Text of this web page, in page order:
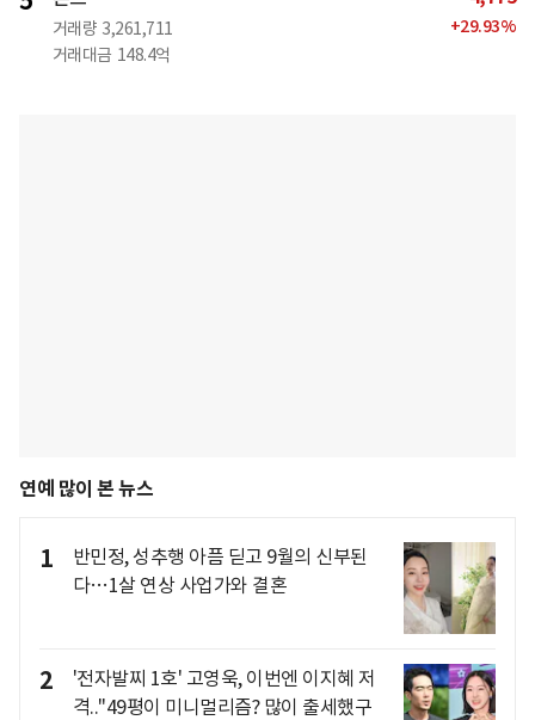
거래량 3,261,711
거래대금 148.4억
+29.93%
연예 많이 본 뉴스
1
반민정, 성추행 아픔 딛고 9월의 신부된
다…1살 연상 사업가와 결혼
2
'전자발찌 1호' 고영욱, 이번엔 이지혜 저
격.."49평이 미니멀리즘? 많이 출세했구